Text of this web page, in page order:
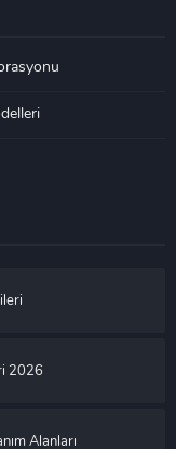
2026
Alanları